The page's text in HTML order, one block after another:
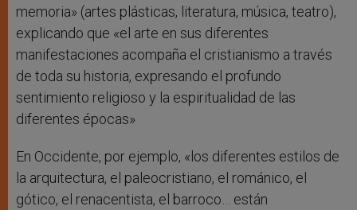
memoria» (artes plásticas, literatura, música, teatro),
explicando que «el arte en sus diferentes
manifestaciones acompaña el cristianismo a través
de toda su historia, expresando el profundo
sentimiento religioso y la espiritualidad de las
diferentes épocas»
En Occidente, por ejemplo, «los diferentes estilos de
la arquitectura, el paleocristiano, el románico, el
gótico, el renacentista, el barroco… están